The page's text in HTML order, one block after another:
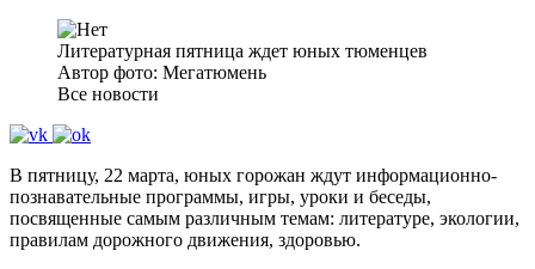
Литературная пятница ждет юных тюменцев
Автор фото: Мегатюмень
Все новости
В пятницу, 22 марта, юных горожан ждут информационно-
познавательные программы, игры, уроки и беседы,
посвященные самым различным темам: литературе, экологии,
правилам дорожного движения, здоровью.